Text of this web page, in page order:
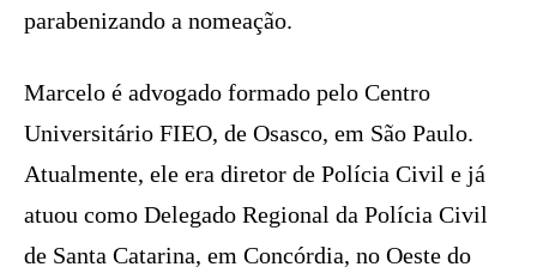
parabenizando a nomeação.
Marcelo é advogado formado pelo Centro
Universitário FIEO, de Osasco, em São Paulo.
Atualmente, ele era diretor de Polícia Civil e já
atuou como Delegado Regional da Polícia Civil
de Santa Catarina, em Concórdia, no Oeste do